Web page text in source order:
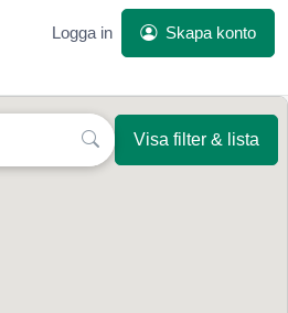
Logga in Skapa konto
Visa filter & lista